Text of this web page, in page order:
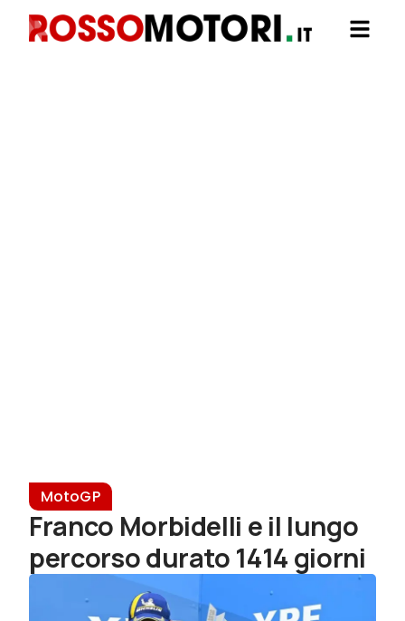
MotoGP
Franco Morbidelli e il lungo
percorso durato 1414 giorni